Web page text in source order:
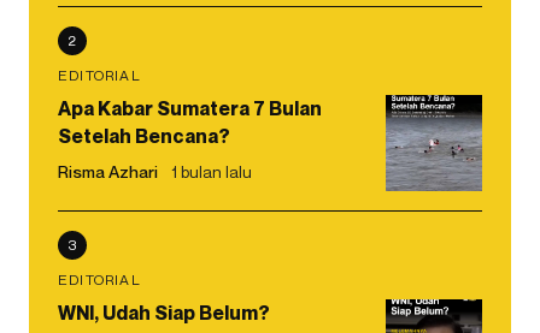
2
EDITORIAL
Apa Kabar Sumatera 7 Bulan
Setelah Bencana?
Risma Azhari 1 bulan lalu
3
EDITORIAL
WNI, Udah Siap Belum?